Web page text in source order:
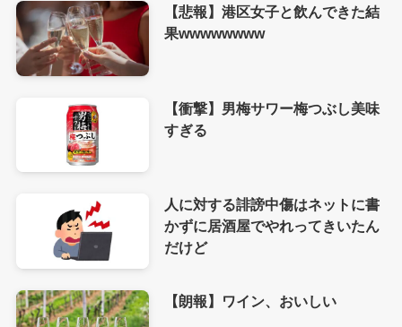
【悲報】港区女子と飲んできた結
果wwwwwwww
【衝撃】男梅サワー梅つぶし美味
すぎる
人に対する誹謗中傷はネットに書
かずに居酒屋でやれってきいたん
だけど
【朗報】ワイン、おいしい